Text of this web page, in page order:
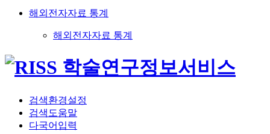
해외전자자료 통계
해외전자자료 통계
검색환경설정
검색도움말
다국어입력